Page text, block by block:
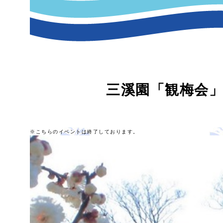
三溪園「観梅会」
※こちらのイベントは終了しております。